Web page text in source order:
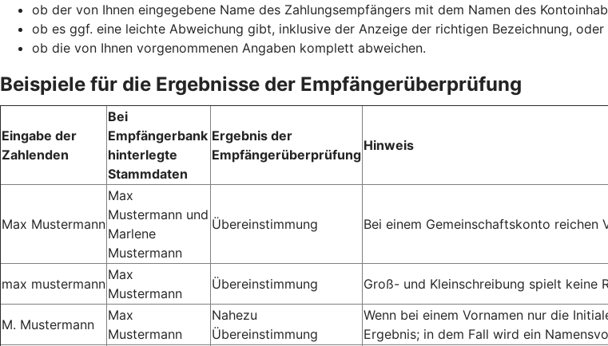
ob der von Ihnen eingegebene Name des Zahlungsempfängers mit dem Namen des
ob es ggf. eine leichte Abweichung gibt, inklusive der Anzeige der richtigen Bezeichnung, oder
ob die von Ihnen vorgenommenen Angaben komplett abweichen.
Beispiele für die Ergebnisse der Empfängerüberprüfung
Eingabe der
Zahlenden
Bei
Empfängerbank
hinterlegte
Stammdaten
Ergebnis der
Empfängerüberprüfung
Hinweis
Max Mustermann
Max
Mustermann und
Marlene
Mustermann
Übereinstimmung Bei einem Gemeinschaftskonto reichen
max mustermann
Max
Mustermann
Übereinstimmung Groß- und Kleinschreibung spielt keine
M. Mustermann
Max
Mustermann
Nahezu
Übereinstimmung
Wenn bei einem Vornamen nur die
Ergebnis; in dem Fall wird ein